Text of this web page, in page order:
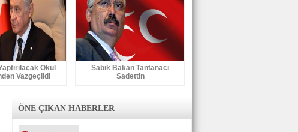
Okul
Vazgeçildi
Sabık Bakan Tantanacı
Sadettin
ÖNE ÇIKAN HABERLER